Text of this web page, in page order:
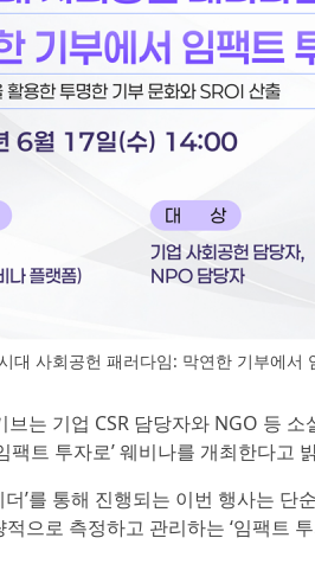
시대 사회공헌 패러다임: 막연한 기부에서
브는 기업 CSR 담당자와 NGO 등
팩트 투자로’ 웨비나를 개최한다고
’를 통해 진행되는 이번 행사는
으로 측정하고 관리하는 ‘임팩트